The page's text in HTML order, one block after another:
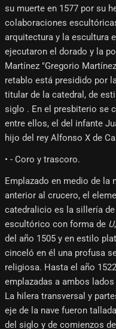
su muerte en 1577 por su
colaboraciones
arquitectura y la escultura
ejecutaron el dorado y la
Martínez "Gregorio
retablo está presidido por
titular de la catedral, de
siglo . En el presbiterio se
entre ellos, el del infante
hijo del rey Alfonso X de
• - Coro y trascoro.
Emplazado en medio de la
anterior al crucero, el
catedralicio es la sillería
escultórico con forma de U
del año 1505 y en estilo
cinceló en él una profusa
religiosa. Hasta el año
emplazadas a ambos
La hilera transversal y
eje de la nave fueron
del siglo y de comienzos